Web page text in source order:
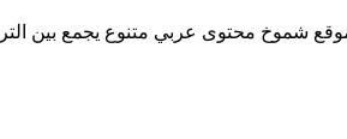
وثقافة عربية منذ عام 2008، يقدم موقع شموخ